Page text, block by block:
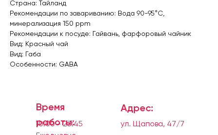
Страна: Тайланд
Рекомендации по завариванию: Вода 90-95°C,
минерализация 150 ppm
Рекомендации к посуде: Гайвань, фарфоровый чайник
Вид: Красный чай
Вид: Габа
Особенности: GABA
Адрес:
Время
работы:
ул. Щапова, 47/7
10:00 - 23:45